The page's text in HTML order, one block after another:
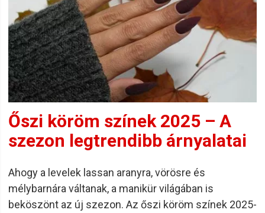
Őszi köröm színek 2025 – A
szezon legtrendibb árnyalatai
Ahogy a levelek lassan aranyra, vörösre és
mélybarnára váltanak, a manikür világában is
beköszönt az új szezon. Az őszi köröm színek 2025-